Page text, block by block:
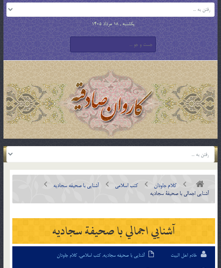
یکشنبه , 18 مرداد 1405
کلام جاودان کتب اسلامی
آشنایی با صحیفه سجادیه
آشنايي اجمالي با صحيفة سجاديه
آشنايي اجمالي با صحيفة سجاديه
خادم اهل البیت آشنایی با صحیفه سجادیه,کتب اسلامی,کلام جاودان